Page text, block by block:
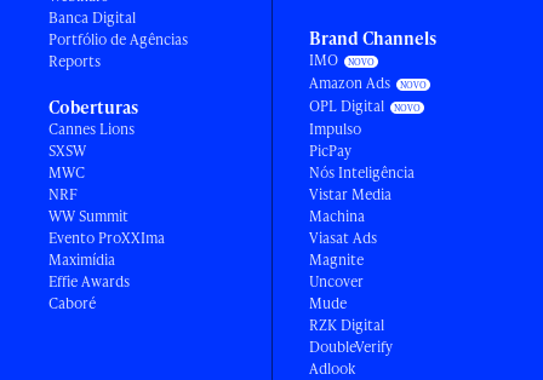
Banca Digital
Portfólio de Agências
Reports
Coberturas
Cannes Lions
SXSW
MWC
NRF
WW Summit
Evento ProXXIma
Maximídia
Effie Awards
Caboré
Brand Channels
IMO
Amazon Ads
OPL Digital
Impulso
PicPay
Nós Inteligência
Vistar Media
Machina
Viasat Ads
Magnite
Uncover
Mude
RZK Digital
DoubleVerify
Adlook